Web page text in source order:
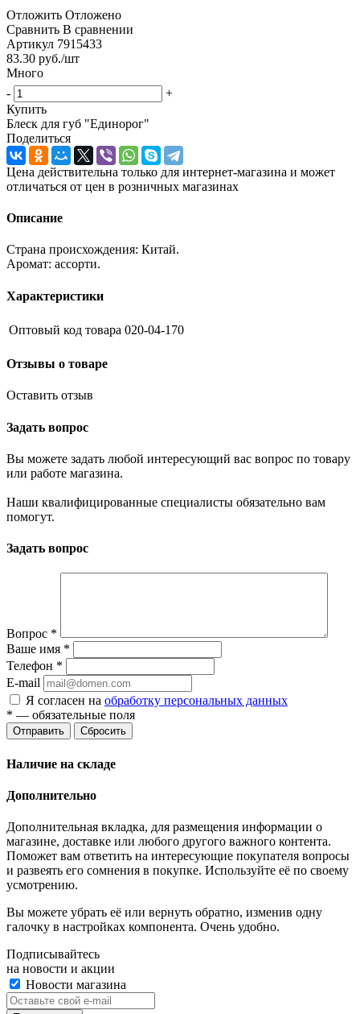
Отложить Отложено
Сравнить В сравнении
Артикул 7915433
83.30 руб./шт
Много
-
+
Купить
Блеск для губ "Единорог"
Поделиться
Цена действительна только для интернет-магазина и может
отличаться от цен в розничных магазинах
Описание
Страна происхождения: Китай.
Аромат: ассорти.
Характеристики
Оптовый код товара 020-04-170
Отзывы о товаре
Оставить отзыв
Задать вопрос
Вы можете задать любой интересующий вас вопрос по товару
или работе магазина.
Наши квалифицированные специалисты обязательно вам
помогут.
Задать вопрос
Вопрос *
Ваше имя *
Телефон *
E-mail
Я согласен на обработку персональных данных
* — обязательные поля
Отправить Сбросить
Наличие на складе
Дополнительно
Дополнительная вкладка, для размещения информации о
магазине, доставке или любого другого важного контента.
Поможет вам ответить на интересующие покупателя вопросы
и развеять его сомнения в покупке. Используйте её по своему
усмотрению.
Вы можете убрать её или вернуть обратно, изменив одну
галочку в настройках компонента. Очень удобно.
Подписывайтесь
на новости и акции
Новости магазина